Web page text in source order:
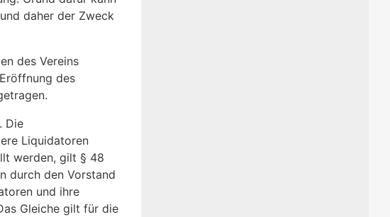
daher der Zweck
des Vereins
des
Die
Liquidatoren
werden, gilt § 48
durch den Vorstand
und ihre
Gleiche gilt für die